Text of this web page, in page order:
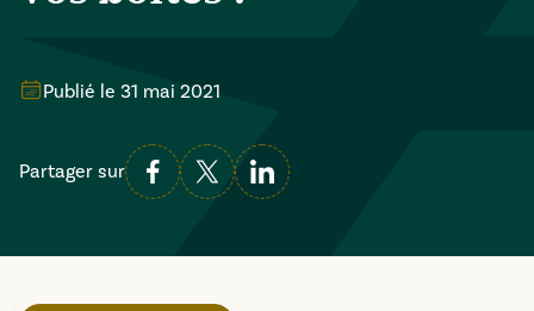
Publié le 31 mai 2021
Partager sur